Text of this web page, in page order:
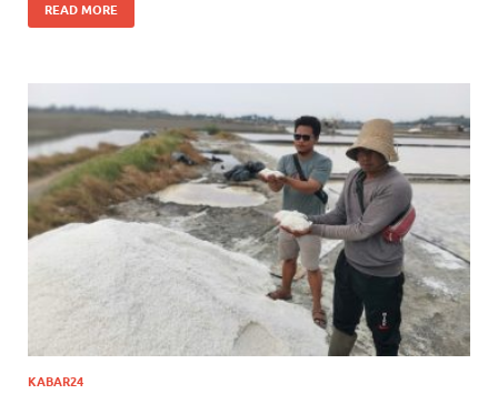
READ MORE
KABAR24